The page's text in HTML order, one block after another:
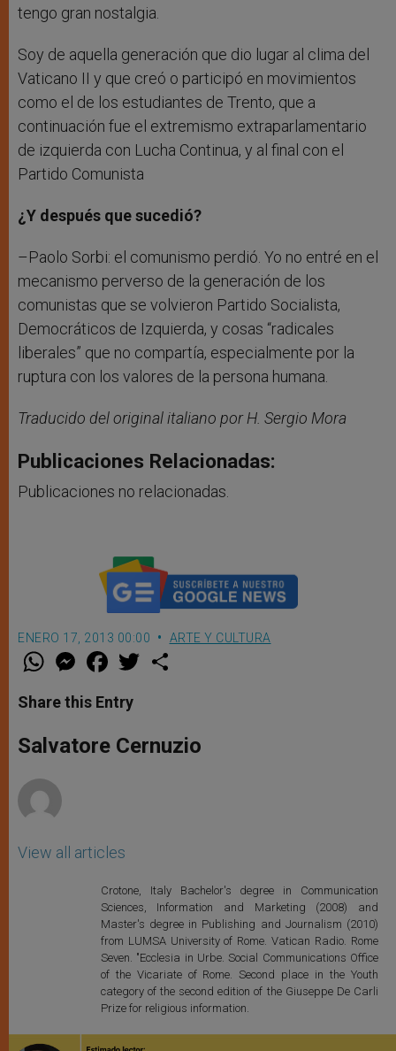
tengo gran nostalgia.
Soy de aquella generación que dio lugar al clima del
Vaticano II y que creó o participó en movimientos
como el de los estudiantes de Trento, que a
continuación fue el extremismo extraparlamentario
de izquierda con Lucha Continua, y al final con el
Partido Comunista
¿Y después que sucedió?
–Paolo Sorbi: el comunismo perdió. Yo no entré en el
mecanismo perverso de la generación de los
comunistas que se volvieron Partido Socialista,
Democráticos de Izquierda, y cosas “radicales
liberales” que no compartía, especialmente por la
ruptura con los valores de la persona humana.
Traducido del original italiano por H. Sergio Mora
Publicaciones Relacionadas:
Publicaciones no relacionadas.
ENERO 17, 2013 00:00 ARTE Y CULTURA
W
t
s
p
p
M
e
s
e
g
e
F
a
e
b
o
k
w
r
Share this Entry
Salvatore Cernuzio
View all articles
Crotone, Italy Bachelor's degree in Communication
Sciences, Information and Marketing (2008) and
Master's degree in Publishing and Journalism (2010)
from LUMSA University of Rome. Vatican Radio. Rome
Seven. "Ecclesia in Urbe. Social Communications Office
of the Vicariate of Rome. Second place in the Youth
category of the second edition of the Giuseppe De Carli
Prize for religious information.